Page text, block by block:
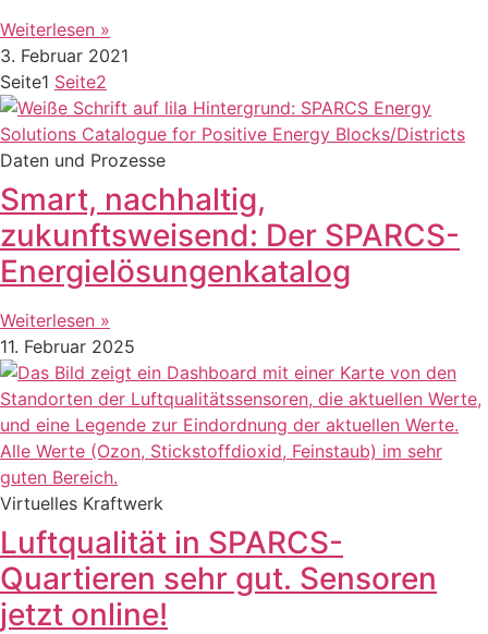
Weiterlesen »
3. Februar 2021
Seite1 Seite2
Daten und Prozesse
Smart, nachhaltig,
zukunftsweisend: Der SPARCS-
Energielösungenkatalog
Weiterlesen »
11. Februar 2025
Virtuelles Kraftwerk
Luftqualität in SPARCS-
Quartieren sehr gut. Sensoren
jetzt online!